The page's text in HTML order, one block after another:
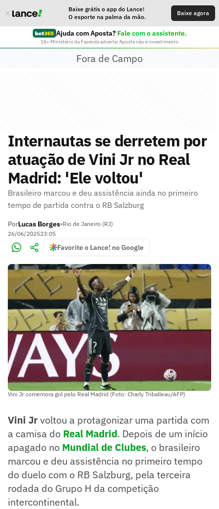
Baixe grátis o app do Lance!
O esporte na palma da mão.
Baixe agora
Ajuda com Aposta? Fale com o assistente.
18+ Ministério da Fazenda adverte: Aposta não é investimento
Fora de Campo
Internautas se derretem por
atuação de Vini Jr no Real
Madrid: 'Ele voltou'
Brasileiro marcou e deu assistência ainda no primeiro
tempo de partida contra o RB Salzburg
PorLucas Borges•Rio de Janeiro (RJ)
26/06/202523:05
Favorite o Lance! no Google
Vini Jr comemora gol pelo Real Madrid (Foto: Charly Triballeau/AFP)
Vini Jrvoltou a protagonizar uma partida com
a camisa do Real Madrid. Depois de um início
apagado no Mundial de Clubes, o brasileiro
marcou e deu assistência no primeiro tempo
do duelo com o RB Salzburg, pela terceira
rodada do Grupo H da competição
intercontinental.